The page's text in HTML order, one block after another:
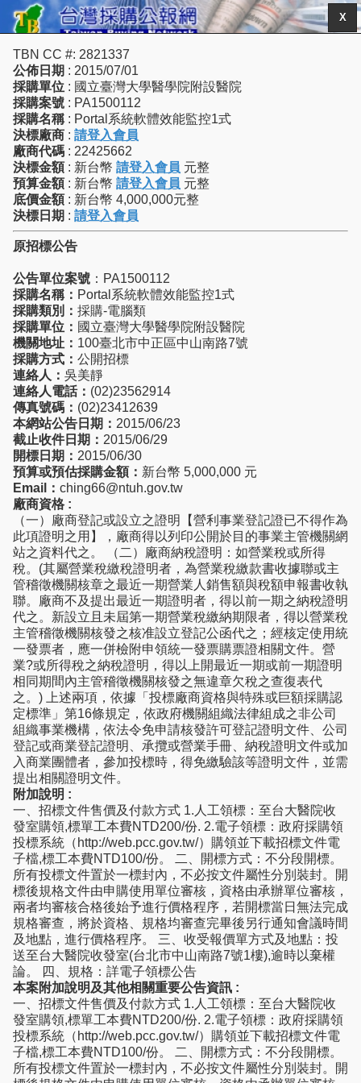
X
TBN CC #: 2821337
公佈日期 : 2015/07/01
採購單位 : 國立臺灣大學醫學院附設醫院
採購案號 : PA1500112
採購名稱 : Portal系統軟體效能監控1式
決標廠商 : 請登入會員
廠商代碼 : 22425662
決標金額 : 新台幣 請登入會員 元整
預算金額 : 新台幣 請登入會員 元整
底價金額 : 新台幣 4,000,000元整
決標日期 : 請登入會員
原招標公告
公告單位案號 ：PA1500112
採購名稱： Portal系統軟體效能監控1式
採購類別： 採購-電腦類
採購單位： 國立臺灣大學醫學院附設醫院
機關地址： 100臺北市中正區中山南路7號
採購方式： 公開招標
連絡人： 吳美靜
連絡人電話： (02)23562914
傳真號碼： (02)23412639
本網站公告日期： 2015/06/23
截止收件日期： 2015/06/29
開標日期： 2015/06/30
預算或預估採購金額： 新台幣 5,000,000 元
Email： ching66@ntuh.gov.tw
廠商資格 :
（一）廠商登記或設立之證明【營利事業登記證已不得作為
此項證明之用】，廠商得以列印公開於目的事業主管機關網
站之資料代之。 （二）廠商納稅證明：如營業稅或所得
稅。(其屬營業稅繳稅證明者，為營業稅繳款書收據聯或主
管稽徵機關核章之最近一期營業人銷售額與稅額申報書收執
聯。廠商不及提出最近一期證明者，得以前一期之納稅證明
代之。新設立且未屆第一期營業稅繳納期限者，得以營業稅
主管稽徵機關核發之核准設立登記公函代之；經核定使用統
一發票者，應一併檢附申領統一發票購票證相關文件。營
業?或所得稅之納稅證明，得以上開最近一期或前一期證明
相同期間內主管稽徵機關核發之無違章欠稅之查復表代
之。) 上述兩項，依據「投標廠商資格與特殊或巨額採購認
定標準」第16條規定，依政府機關組織法律組成之非公司
組織事業機構，依法令免申請核發許可登記證明文件、公司
登記或商業登記證明、承攬或營業手冊、納稅證明文件或加
入商業團體者，參加投標時，得免繳驗該等證明文件，並需
提出相關證明文件。
附加說明 :
一、招標文件售價及付款方式 1.人工領標：至台大醫院收
發室購領,標單工本費NTD200/份. 2.電子領標：政府採購領
投標系統（http://web.pcc.gov.tw/）購領並下載招標文件電
子檔,標工本費NTD100/份。 二、開標方式：不分段開標。
所有投標文件置於一標封內，不必按文件屬性分別裝封。開
標後規格文件由申購使用單位審核，資格由承辦單位審核，
兩者均審核合格後始予進行價格程序，若開標當日無法完成
規格審查，將於資格、規格均審查完畢後另行通知會議時間
及地點，進行價格程序。 三、收受報價單方式及地點：投
送至台大醫院收發室(台北市中山南路7號1樓),逾時以棄權
論。 四、規格：詳電子領標公告
本案附加說明及其他相關重要公告資訊 :
一、招標文件售價及付款方式 1.人工領標：至台大醫院收
發室購領,標單工本費NTD200/份. 2.電子領標：政府採購領
投標系統（http://web.pcc.gov.tw/）購領並下載招標文件電
子檔,標工本費NTD100/份。 二、開標方式：不分段開標。
所有投標文件置於一標封內，不必按文件屬性分別裝封。開